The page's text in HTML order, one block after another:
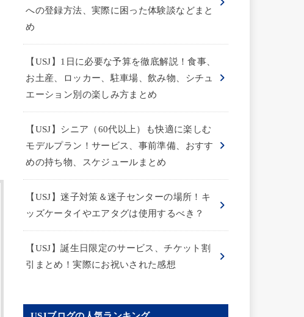
への登録方法、実際に困った体験談などまと
め
【USJ】1日に必要な予算を徹底解説！食事、
お土産、ロッカー、駐車場、飲み物、シチュ
エーション別の楽しみ方まとめ
【USJ】シニア（60代以上）も快適に楽しむ
モデルプラン！サービス、事前準備、おすす
めの持ち物、スケジュールまとめ
【USJ】迷子対策＆迷子センターの場所！キ
ッズケータイやエアタグは使用するべき？
【USJ】誕生日限定のサービス、チケット割
引まとめ！実際にお祝いされた感想